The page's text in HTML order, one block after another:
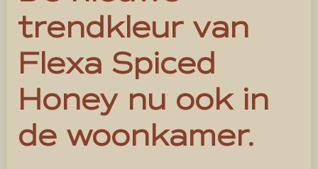
trendkleur van
Flexa Spiced
Honey nu ook in
de woonkamer.